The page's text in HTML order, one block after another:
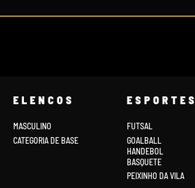
ELENCOS
MASCULINO
CATEGORIA DE BASE
ESPORTES
FUTSAL
GOALBALL
HANDEBOL
BASQUETE
PEIXINHO DA VILA